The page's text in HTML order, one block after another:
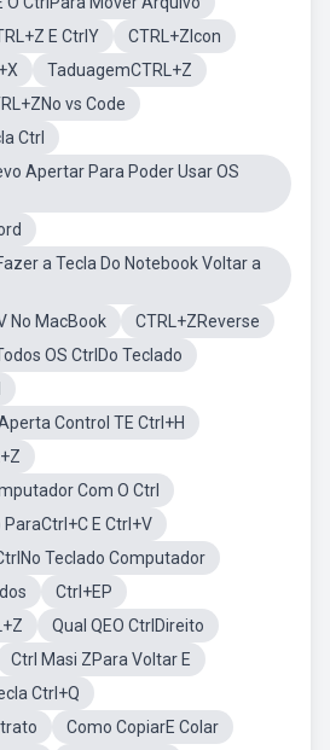
E CtrlY
CTRL+ZIcon
TaduagemCTRL+Z
vs Code
Ctrl
Apertar Para Poder Usar OS
a Tecla Do Notebook Voltar a
No MacBook
CTRL+ZReverse
OS CtrlDo Teclado
Control TE Ctrl+H
Com O Ctrl
E Ctrl+V
Teclado Computador
Ctrl+EP
Qual QEO CtrlDireito
Ctrl Masi ZPara Voltar E
Ctrl+Q
Como CopiarE Colar